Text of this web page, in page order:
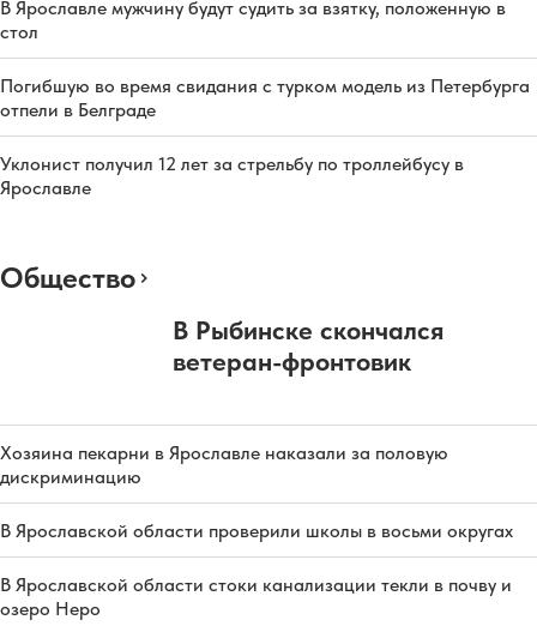
В Ярославле мужчину будут судить за взятку, положенную в
стол
Погибшую во время свидания с турком модель из Петербурга
отпели в Белграде
Уклонист получил 12 лет за стрельбу по троллейбусу в
Ярославле
Общество
В Рыбинске скончался
ветеран-фронтовик
Хозяина пекарни в Ярославле наказали за половую
дискриминацию
В Ярославской области проверили школы в восьми округах
В Ярославской области стоки канализации текли в почву и
озеро Неро